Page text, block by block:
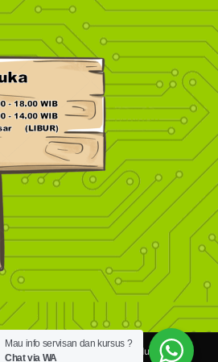
Maestronik.com. Hak Cipta dilindungi.
Mau info servisan dan kursus ?
Chat via WA